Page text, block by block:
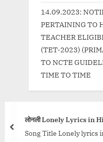
14.09.2023:
PERTAINING TO
TEACHER
(TET-2023)
TO NCTE
TIME TO TIME
लोनली Lonely Lyrics in
Song Title Lonely lyrics
prev